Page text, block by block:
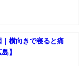
横向きで寝ると痛
】